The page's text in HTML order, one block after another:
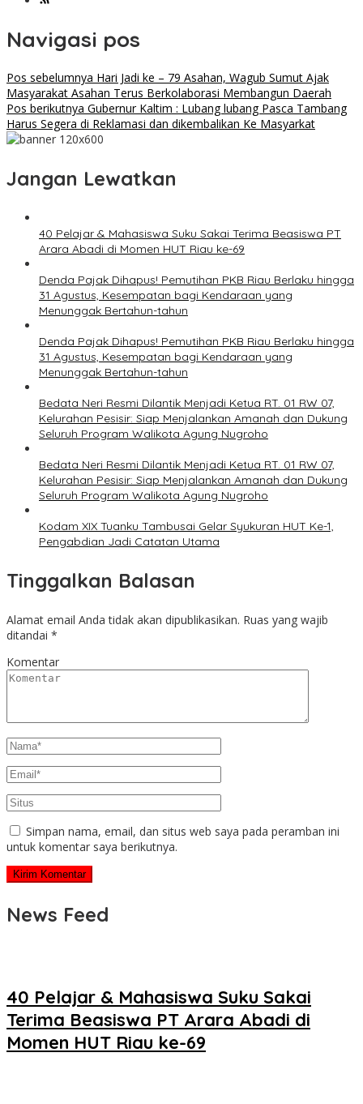
Navigasi pos
Pos sebelumnya Hari Jadi ke – 79 Asahan, Wagub Sumut Ajak
Masyarakat Asahan Terus Berkolaborasi Membangun Daerah
Pos berikutnya Gubernur Kaltim : Lubang lubang Pasca Tambang
Harus Segera di Reklamasi dan dikembalikan Ke Masyarkat
Jangan Lewatkan
40 Pelajar & Mahasiswa Suku Sakai Terima Beasiswa PT
Arara Abadi di Momen HUT Riau ke-69
Denda Pajak Dihapus! Pemutihan PKB Riau Berlaku hingga
31 Agustus, Kesempatan bagi Kendaraan yang
Menunggak Bertahun-tahun
Denda Pajak Dihapus! Pemutihan PKB Riau Berlaku hingga
31 Agustus, Kesempatan bagi Kendaraan yang
Menunggak Bertahun-tahun
Bedata Neri Resmi Dilantik Menjadi Ketua RT. 01 RW 07,
Kelurahan Pesisir: Siap Menjalankan Amanah dan Dukung
Seluruh Program Walikota Agung Nugroho
Bedata Neri Resmi Dilantik Menjadi Ketua RT. 01 RW 07,
Kelurahan Pesisir: Siap Menjalankan Amanah dan Dukung
Seluruh Program Walikota Agung Nugroho
Kodam XIX Tuanku Tambusai Gelar Syukuran HUT Ke-1,
Pengabdian Jadi Catatan Utama
Tinggalkan Balasan
Alamat email Anda tidak akan dipublikasikan. Ruas yang wajib
ditandai *
Komentar
Simpan nama, email, dan situs web saya pada peramban ini
untuk komentar saya berikutnya.
News Feed
40 Pelajar & Mahasiswa Suku Sakai
Terima Beasiswa PT Arara Abadi di
Momen HUT Riau ke-69